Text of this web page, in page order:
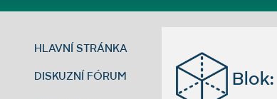
HLAVNÍ STRÁNKA
DISKUZNÍ FÓRUM